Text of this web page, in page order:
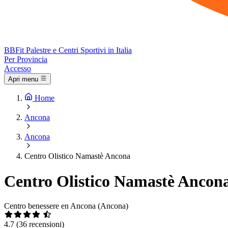
BBFit Palestre e Centri Sportivi in Italia
Per Provincia
Accesso
Apri menu
Home
Ancona
Ancona
Centro Olistico Namastè Ancona
Centro Olistico Namastè
Centro benessere en Ancona (Ancona)
4.7 (36 recensioni)